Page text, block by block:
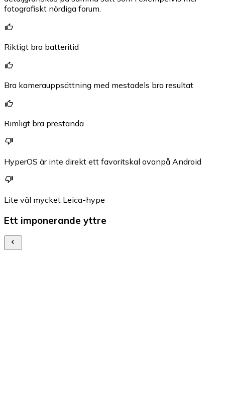
fotografiskt nördiga forum.
Riktigt bra batteritid
Bra kamerauppsättning med mestadels bra resultat
Rimligt bra prestanda
HyperOS är inte direkt ett favoritskal ovanpå Android
Lite väl mycket Leica-hype
Ett imponerande yttre